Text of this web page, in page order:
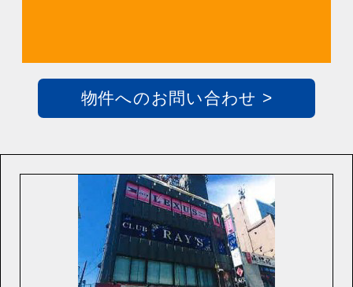
物件へのお問い合わせ >